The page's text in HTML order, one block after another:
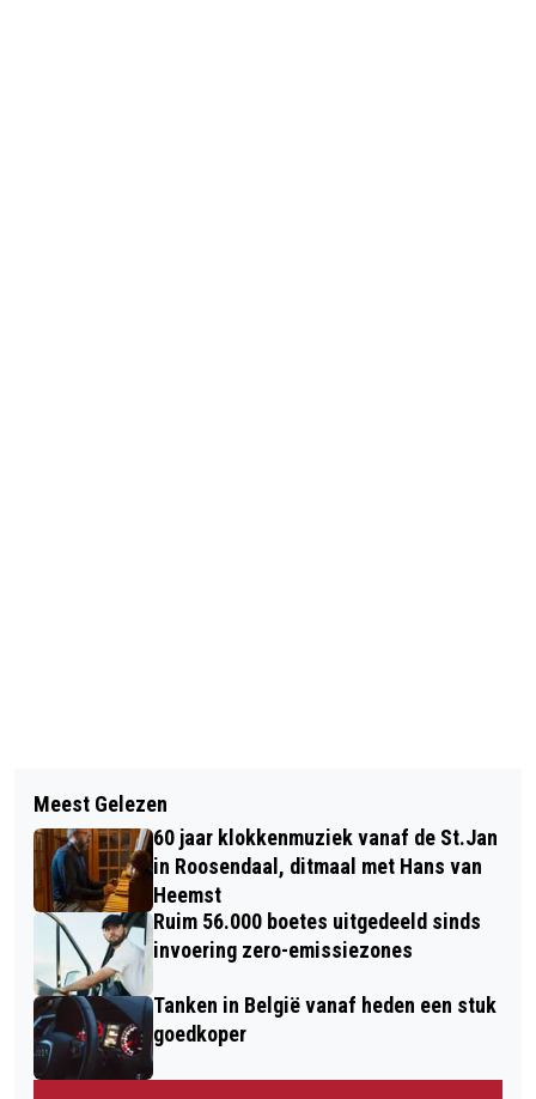
AGENTEN HOUDEN VERDACHTE
ONDER SCHOT NA RUZIE TUSSEN
HUISGENOTEN
DRIE HANDHAVERS MISHANDELD
DOOR 27-JARIGE MAN
Meest Gelezen
60 jaar klokkenmuziek vanaf de St.Jan
in Roosendaal, ditmaal met Hans van
Heemst
Ruim 56.000 boetes uitgedeeld sinds
invoering zero-emissiezones
Tanken in België vanaf heden een stuk
goedkoper